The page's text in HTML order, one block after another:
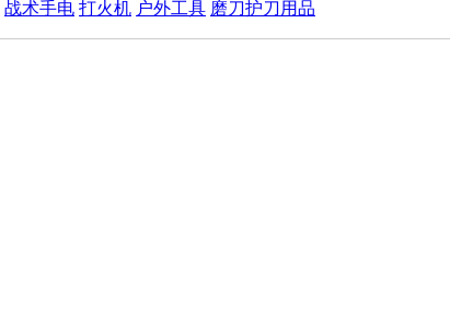
战术手电 打火机 户外工具 磨刀护刀用品